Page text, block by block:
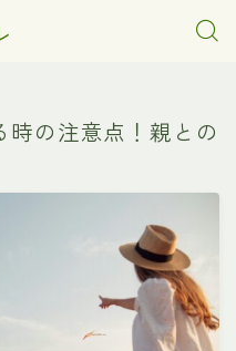
の注意点！親との